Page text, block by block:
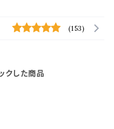
(153)
クした商品